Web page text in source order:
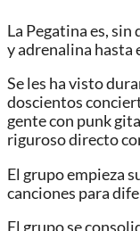
La Pegatina es,
y adrenalina hasta
Se les ha visto
doscientos
gente con punk
riguroso directo
El grupo empieza
canciones para